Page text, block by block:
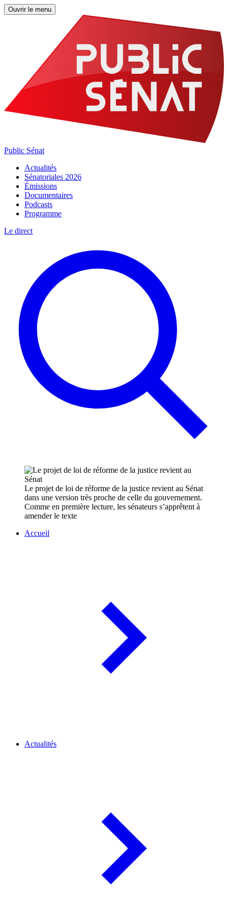
Ouvrir le menu
Public Sénat
Actualités
Sénatoriales 2026
Émissions
Documentaires
Podcasts
Programme
Le direct
Le projet de loi de réforme de la justice revient au Sénat
dans une version très proche de celle du gouvernement.
Comme en première lecture, les sénateurs s’apprêtent à
amender le texte
Accueil
Actualités